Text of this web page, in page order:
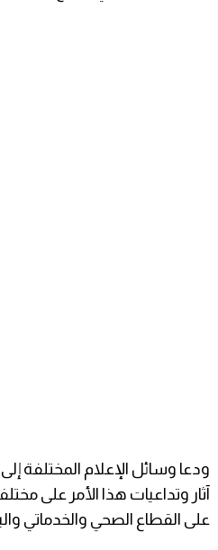
ودعا وسائل الإعلام المختلفة
آثار وتداعيات هذا الأمر على
على القطاع الصحي والخدماتي